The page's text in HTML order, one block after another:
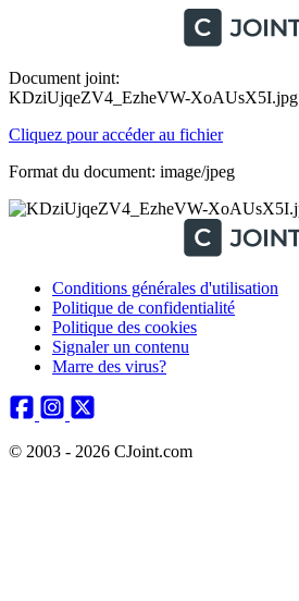
Document joint:
KDziUjqeZV4_EzheVW-XoAUsX5I.jpg
Cliquez pour accéder au fichier
Format du document: image/jpeg
Conditions générales d'utilisation
Politique de confidentialité
Politique des cookies
Signaler un contenu
Marre des virus?
© 2003 - 2026 CJoint.com